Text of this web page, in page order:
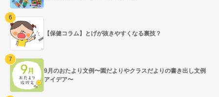
【保健コラム】とげが抜きやすくなる裏技？
9月のおたより文例〜園だよりやクラスだよりの書き出し文例
アイデア〜